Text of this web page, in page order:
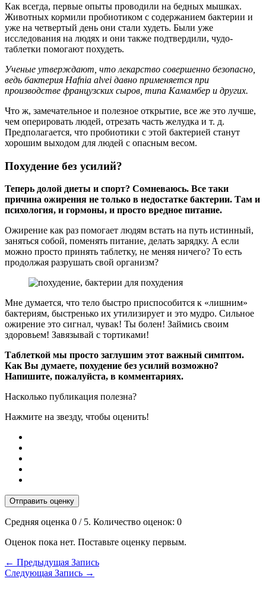
Как всегда, первые опыты проводили на бедных мышках.
Животных кормили пробиотиком с содержанием бактерии и
уже на четвертый день они стали худеть. Были уже
исследования на людях и они также подтвердили, чудо-
таблетки помогают похудеть.
Ученые утверждают, что лекарство совершенно безопасно,
ведь бактерия Hafnia alvei давно применяется при
производстве французских сыров, типа Камамбер и других.
Что ж, замечательное и полезное открытие, все же это лучше,
чем оперировать людей, отрезать часть желудка и т. д.
Предполагается, что пробиотики с этой бактерией станут
хорошим выходом для людей с опасным весом.
Похудение без усилий?
Теперь долой диеты и спорт? Сомневаюсь. Все таки
причина ожирения не только в недостатке бактерии. Там и
психология, и гормоны, и просто вредное питание.
Ожирение как раз помогает людям встать на путь истинный,
заняться собой, поменять питание, делать зарядку. А если
можно просто принять таблетку, не меняя ничего? То есть
продолжая разрушать свой организм?
Мне думается, что тело быстро приспособится к «лишним»
бактериям, быстренько их утилизирует и это мудро. Сильное
ожирение это сигнал, чувак! Ты болен! Займись своим
здоровьем! Завязывай с тортиками!
Таблеткой мы просто заглушим этот важный симптом.
Как Вы думаете, похудение без усилий возможно?
Напишите, пожалуйста, в комментариях.
Насколько публикация полезна?
Нажмите на звезду, чтобы оценить!
Отправить оценку
Средняя оценка 0 / 5. Количество оценок: 0
Оценок пока нет. Поставьте оценку первым.
← Предыдущая Запись
Следующая Запись →